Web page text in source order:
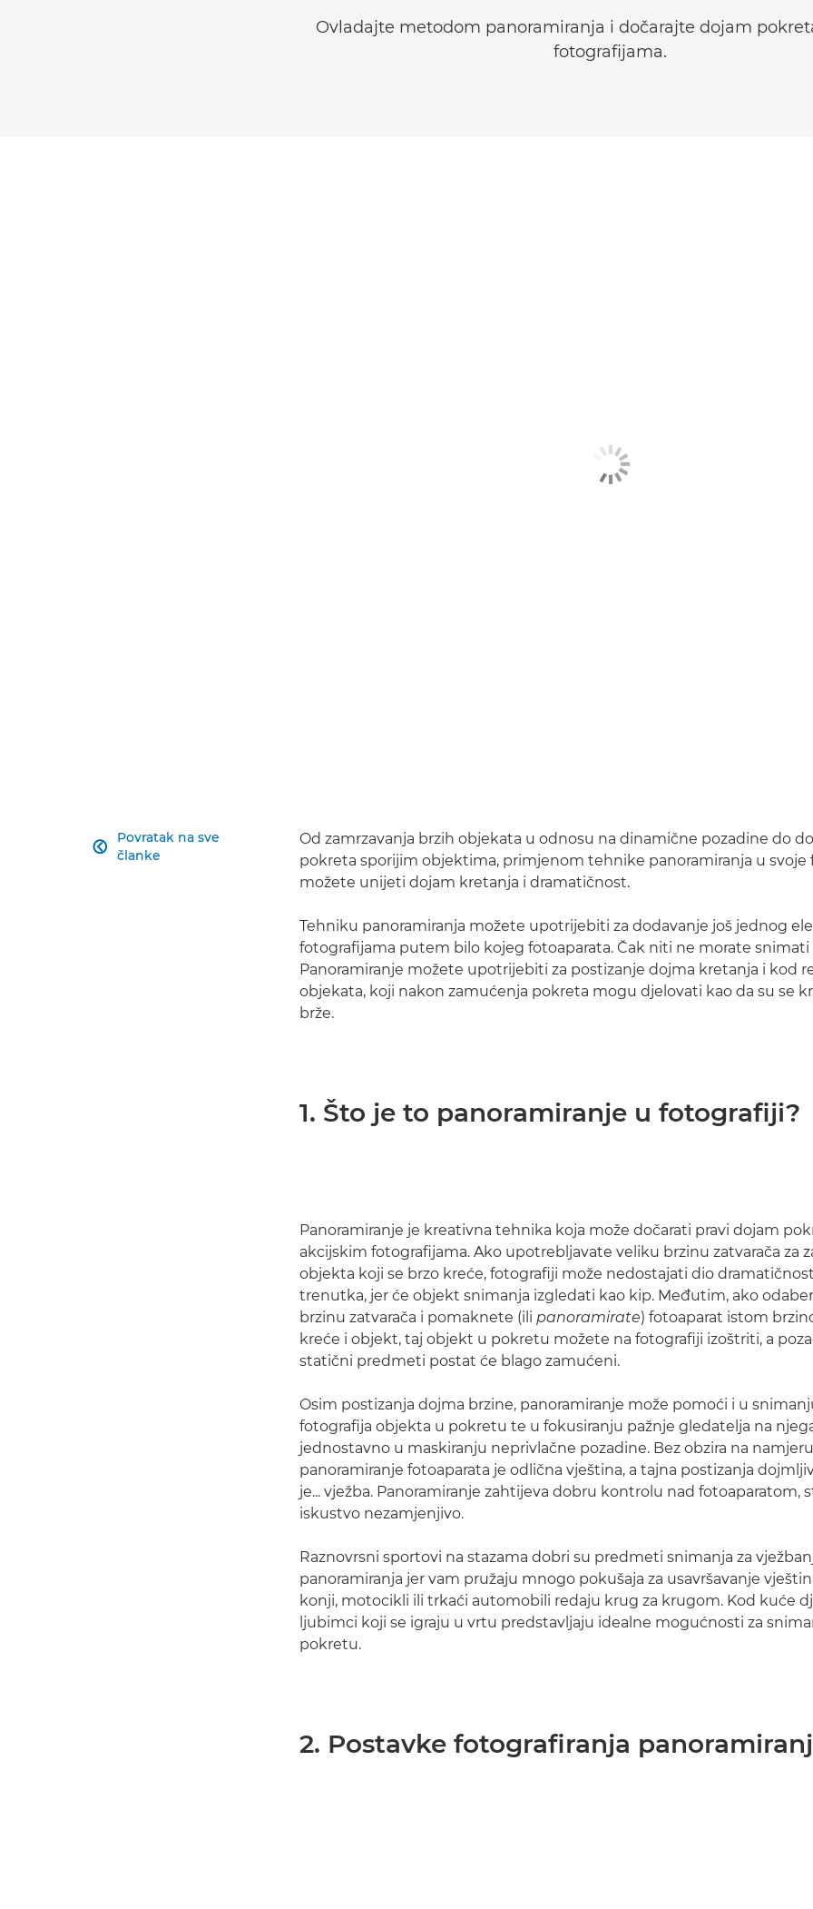
Ovladajte metodom panoramiranja i dočarajte dojam
fotografijama.
Povratak na sve
članke

Od zamrzavanja brzih objekata u odnosu na dinamične pozadine do
pokreta sporijim objektima, primjenom tehnike panoramiranja u svoje
možete unijeti dojam kretanja i dramatičnost.
Tehniku panoramiranja možete upotrijebiti za dodavanje još jednog
fotografijama putem bilo kojeg fotoaparata. Čak niti ne morate
Panoramiranje možete upotrijebiti za postizanje dojma kretanja i kod
objekata, koji nakon zamućenja pokreta mogu djelovati kao da su se
brže.
1. Što je to panoramiranje u fotografiji?
Panoramiranje je kreativna tehnika koja može dočarati pravi dojam
akcijskim fotografijama. Ako upotrebljavate veliku brzinu zatvarača za
objekta koji se brzo kreće, fotografiji može nedostajati dio
trenutka, jer će objekt snimanja izgledati kao kip. Međutim, ako
brzinu zatvarača i pomaknete (ili panoramirate) fotoaparat istom
kreće i objekt, taj objekt u pokretu možete na fotografiji izoštriti, a
statični predmeti postat će blago zamućeni.
Osim postizanja dojma brzine, panoramiranje može pomoći i u
fotografija objekta u pokretu te u fokusiranju pažnje gledatelja na
jednostavno u maskiranju neprivlačne pozadine. Bez obzira na
panoramiranje fotoaparata je odlična vještina, a tajna postizanja
je... vježba. Panoramiranje zahtijeva dobru kontrolu nad fotoaparatom,
iskustvo nezamjenjivo.
Raznovrsni sportovi na stazama dobri su predmeti snimanja za
panoramiranja jer vam pružaju mnogo pokušaja za usavršavanje
konji, motocikli ili trkaći automobili redaju krug za krugom. Kod kuće
ljubimci koji se igraju u vrtu predstavljaju idealne mogućnosti za
pokretu.
2. Postavke fotografiranja